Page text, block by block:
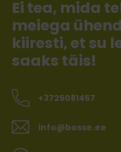
Ei tea, mida
meiega
kiiresti, et su
saaks täis!
+3725081457
info@bosse.ee